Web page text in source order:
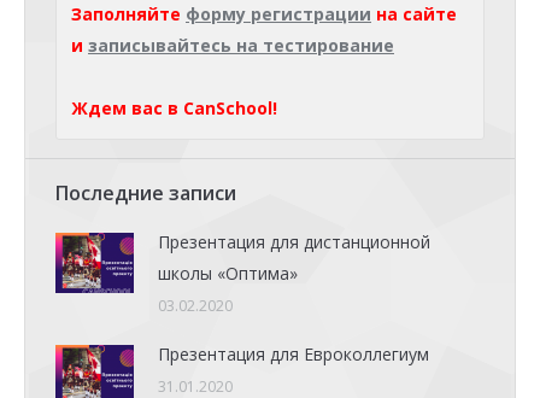
Заполняйте форму регистрации на сайте
и записывайтесь на тестирование
Ждем вас в CanSchool!
Последние записи
Презентация для дистанционной
школы «Оптима»
03.02.2020
Презентация для Евроколлегиум
31.01.2020